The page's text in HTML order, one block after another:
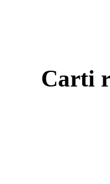
Carti